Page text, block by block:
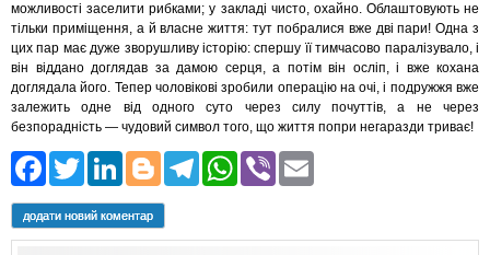
можливості заселити рибками; у закладі чисто, охайно. Облаштовують не
тільки приміщення, а й власне життя: тут побралися вже дві пари! Одна з
цих пар має дуже зворушливу історію: спершу її тимчасово паралізувало, і
він віддано доглядав за дамою серця, а потім він осліп, і вже кохана
доглядала його. Тепер чоловікові зробили операцію на очі, і подружжя вже
залежить одне від одного суто через силу почуттів, а не через
безпорадність — чудовий символ того, що життя попри негаразди триває!
Facebook
Twitter
LinkedIn
Blogger
Telegram
WhatsApp
Viber
додати новий коментар